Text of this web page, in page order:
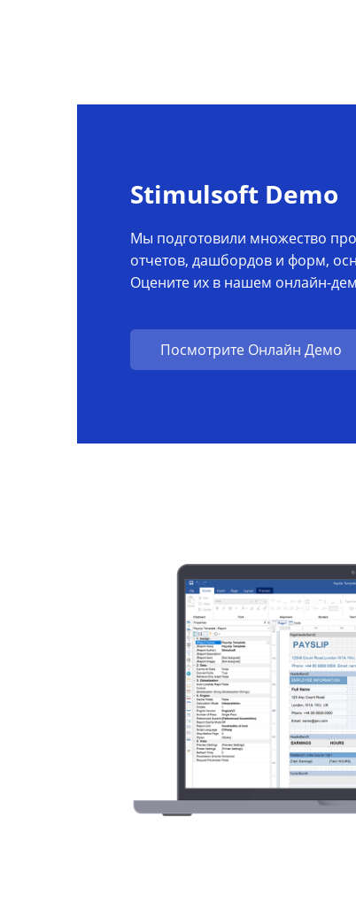
Stimulsoft Demo
Мы подготовили множество
отчетов, дашбордов и форм,
Оцените их в нашем онлайн-
Посмотрите Онлайн Демо